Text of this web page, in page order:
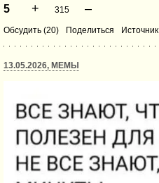
5 + 315 –
Обсудить (20) Поделиться Источник
13.05.2026, МЕМЫ